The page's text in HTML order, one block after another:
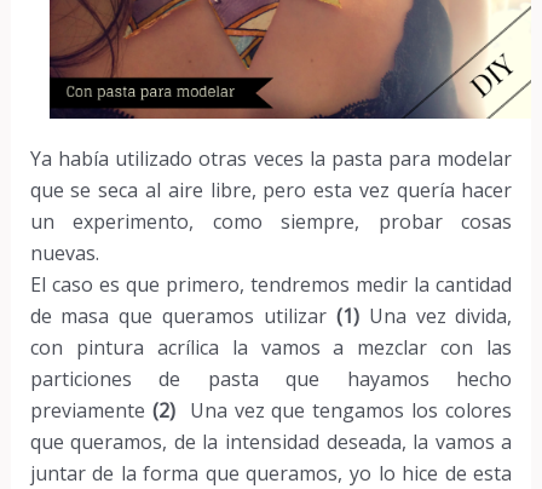
Ya había utilizado otras veces la pasta para modelar
que se seca al aire libre, pero esta vez quería hacer
un experimento, como siempre, probar cosas
nuevas.
El caso es que primero, tendremos medir la cantidad
de masa que queramos utilizar (1)Una vez divida,
con pintura acrílica la vamos a mezclar con las
particiones de pasta que hayamos hecho
previamente (2)Una vez que tengamos los colores
que queramos, de la intensidad deseada, la vamos a
juntar de la forma que queramos, yo lo hice de esta